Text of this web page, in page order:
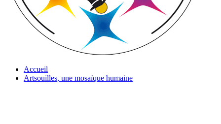
Accueil
Artsouilles, une mosaïque humaine